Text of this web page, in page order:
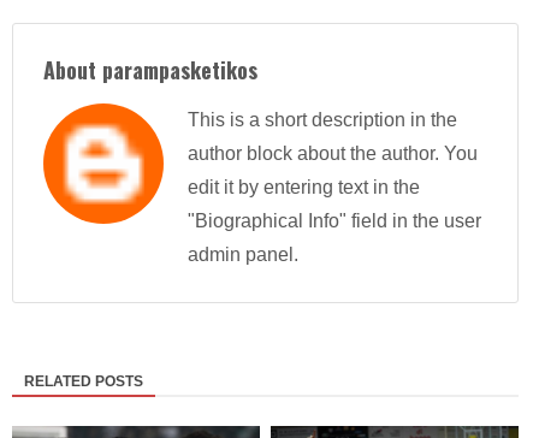
About parampasketikos
This is a short description in the
author block about the author. You
edit it by entering text in the
"Biographical Info" field in the user
admin panel.
RELATED POSTS